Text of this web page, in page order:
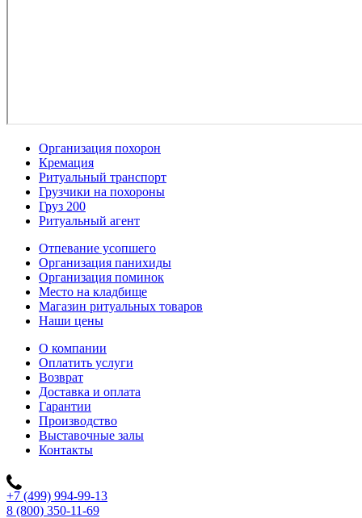
Организация похорон
Кремация
Ритуальный транспорт
Грузчики на похороны
Груз 200
Ритуальный агент
Отпевание усопшего
Организация панихиды
Организация поминок
Место на кладбище
Магазин ритуальных товаров
Наши цены
О компании
Оплатить услуги
Возврат
Доставка и оплата
Гарантии
Производство
Выставочные залы
Контакты
+7 (499) 994-99-13
8 (800) 350-11-69